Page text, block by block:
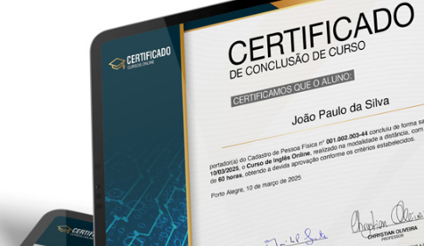
aprendizado com outros assuntos pertinentes na
com outros diversos cursos que podem deixar seu currículo ainda
especializados! Confira:
à nutrição
e fome emocional